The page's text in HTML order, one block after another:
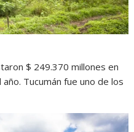
$ 249.370 millones en
Tucumán fue uno de los